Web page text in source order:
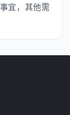
宜，其他需